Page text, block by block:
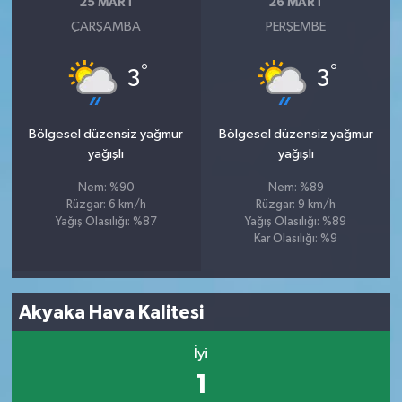
ÇARŞAMBA
3°
Bölgesel düzensiz yağmur
yağışlı
Nem: %90
Rüzgar: 6 km/h
Yağış Olasılığı: %87
PERŞEMBE
3°
Bölgesel düzensiz yağmur
yağışlı
Nem: %89
Rüzgar: 9 km/h
Yağış Olasılığı: %89
Kar Olasılığı: %9
Akyaka Hava Kalitesi
İyi
1